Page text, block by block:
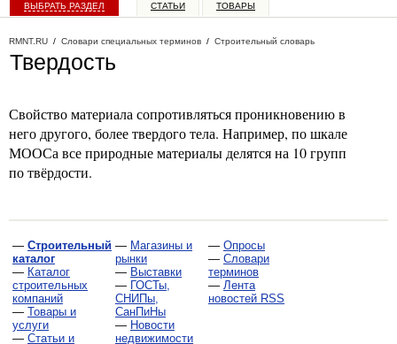
ВЫБРАТЬ РАЗДЕЛ СТАТЬИ ТОВАРЫ
RMNT.RU / Словари специальных терминов / Строительный словарь
Твердость
Свойство материала сопротивляться проникновению в
него другого, более твердого тела. Например, по шкале
МООСа все природные материалы делятся на 10 групп
по твёрдости.
— Строительный
каталог
— Каталог
строительных
компаний
— Товары и
услуги
— Статьи и
— Магазины и
рынки
— Выставки
— ГОСТы,
СНИПы,
СанПиНы
— Новости
недвижимости
— Опросы
— Словари
терминов
— Лента
новостей RSS